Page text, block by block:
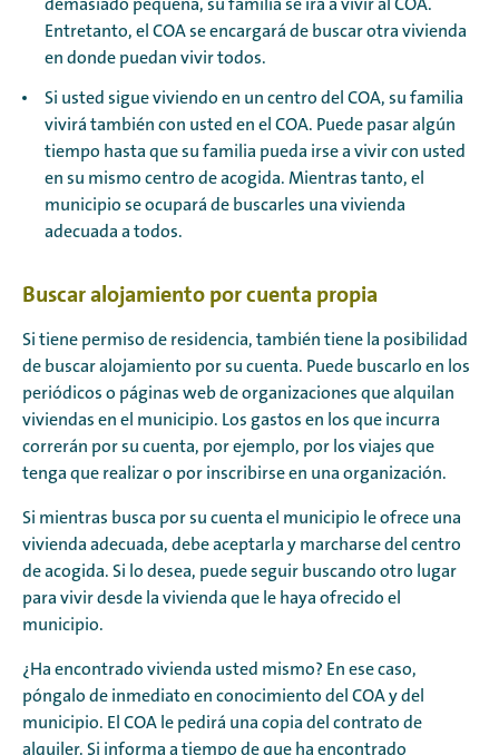
Entretanto, el COA se encargará de buscar otra vivienda
en donde puedan vivir todos.
Si usted sigue viviendo en un centro del COA, su familia
vivirá también con usted en el COA. Puede pasar algún
tiempo hasta que su familia pueda irse a vivir con usted
en su mismo centro de acogida. Mientras tanto, el
municipio se ocupará de buscarles una vivienda
adecuada a todos.
Buscar alojamiento por cuenta propia
Si tiene permiso de residencia, también tiene la posibilidad
de buscar alojamiento por su cuenta. Puede buscarlo en los
periódicos o páginas web de organizaciones que alquilan
viviendas en el municipio. Los gastos en los que incurra
correrán por su cuenta, por ejemplo, por los viajes que
tenga que realizar o por inscribirse en una organización.
Si mientras busca por su cuenta el municipio le ofrece una
vivienda adecuada, debe aceptarla y marcharse del centro
de acogida. Si lo desea, puede seguir buscando otro lugar
para vivir desde la vivienda que le haya ofrecido el
municipio.
¿Ha encontrado vivienda usted mismo? En ese caso,
póngalo de inmediato en conocimiento del COA y del
municipio. El COA le pedirá una copia del contrato de
alquiler. Si informa a tiempo de que ha encontrado